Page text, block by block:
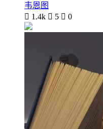
韦恩图
 1.4k  5  0